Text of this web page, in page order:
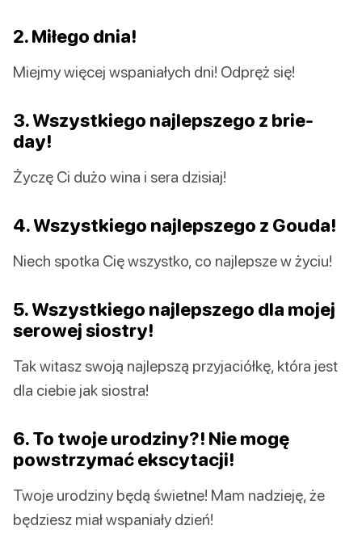
2. Miłego dnia!
Miejmy więcej wspaniałych dni! Odpręż się!
3. Wszystkiego najlepszego z brie-
day!
Życzę Ci dużo wina i sera dzisiaj!
4. Wszystkiego najlepszego z Gouda!
Niech spotka Cię wszystko, co najlepsze w życiu!
5. Wszystkiego najlepszego dla mojej
serowej siostry!
Tak witasz swoją najlepszą przyjaciółkę, która jest
dla ciebie jak siostra!
6. To twoje urodziny?! Nie mogę
powstrzymać ekscytacji!
Twoje urodziny będą świetne! Mam nadzieję, że
będziesz miał wspaniały dzień!